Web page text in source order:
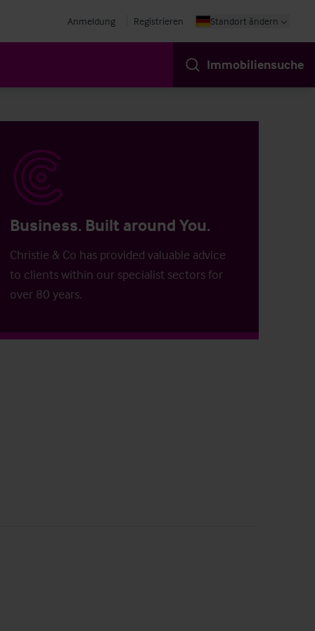
Anmeldung Registrieren Standort ändern
Immobiliensuche
Business. Built around You.
Christie & Co has provided valuable advice
to clients within our specialist sectors for
over 80 years.